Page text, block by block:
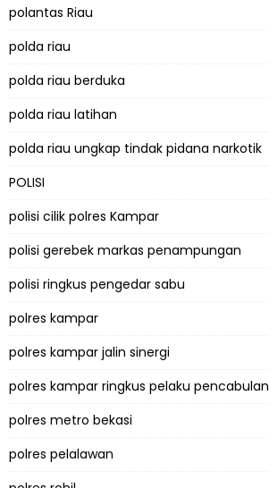
polantas Riau
polda riau
polda riau berduka
polda riau latihan
polda riau ungkap tindak pidana narkotik
POLISI
polisi cilik polres Kampar
polisi gerebek markas penampungan
polisi ringkus pengedar sabu
polres kampar
polres kampar jalin sinergi
polres kampar ringkus pelaku pencabulan
polres metro bekasi
polres pelalawan